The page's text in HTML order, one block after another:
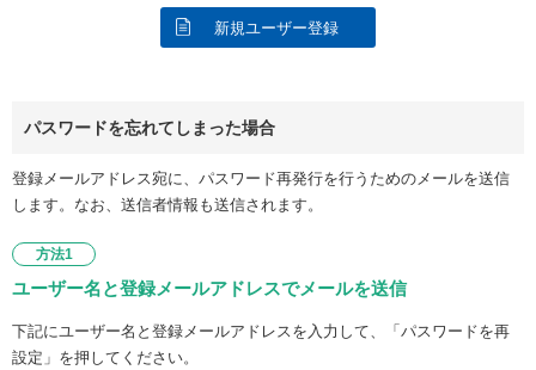
新規ユーザー登録
パスワードを忘れてしまった場合
登録メールアドレス宛に、パスワード再発行を行うためのメールを送信
します。なお、送信者情報も送信されます。
方法1
ユーザー名と登録メールアドレスでメールを送信
下記にユーザー名と登録メールアドレスを入力して、「パスワードを再
設定」を押してください。